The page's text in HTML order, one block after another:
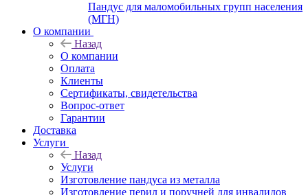
Пандус для маломобильных групп населения
(МГН)
О компании
Назад
О компании
Оплата
Клиенты
Сертификаты, свидетельства
Вопрос-ответ
Гарантии
Доставка
Услуги
Назад
Услуги
Изготовление пандуса из металла
Изготовление перил и поручней для инвалидов